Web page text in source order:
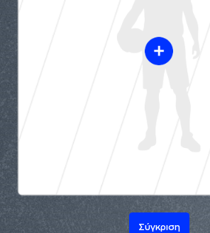
Σύγκριση